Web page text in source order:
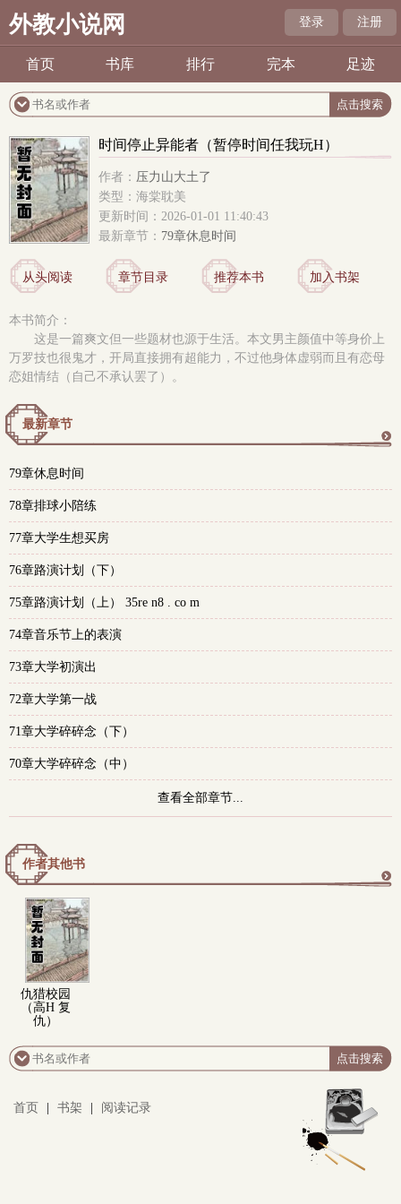
外教小说网 登录 注册
首页 书库 排行 完本 足迹
时间停止异能者（暂停时间任我玩H）
作者： 压力山大土了
类型：海棠耽美
更新时间：2026-01-01 11:40:43
最新章节： 79章休息时间
从头阅读 章节目录 推荐本书 加入书架
本书简介：
这是一篇爽文但一些题材也源于生活。本文男主颜值中等身价上
万罗技也很鬼才，开局直接拥有超能力，不过他身体虚弱而且有恋母
恋姐情结（自己不承认罢了）。
最新章节
79章休息时间
78章排球小陪练
77章大学生想买房
76章路演计划（下）
75章路演计划（上） 35re n8 . co m
74章音乐节上的表演
73章大学初演出
72章大学第一战
71章大学碎碎念（下）
70章大学碎碎念（中）
查看全部章节...
作者其他书
仇猎校园
（高H 复
仇）
首页 书架 阅读记录